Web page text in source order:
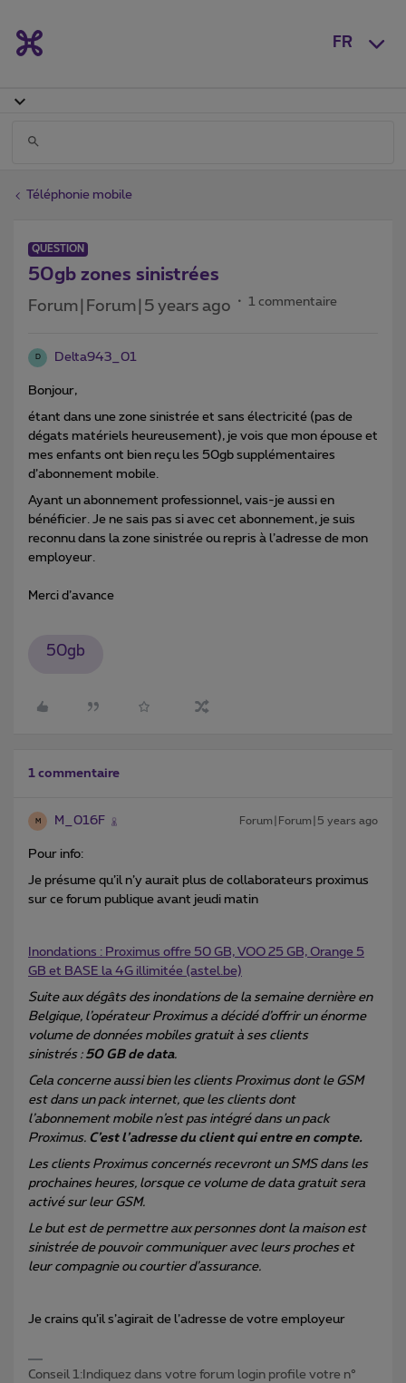
FR
Téléphonie mobile
QUESTION
50gb zones sinistrées
Forum|Forum|5 years ago 1 commentaire
D Delta943_01
Bonjour,
étant dans une zone sinistrée et sans électricité (pas de
dégats matériels heureusement), je vois que mon épouse et
mes enfants ont bien reçu les 50gb supplémentaires
d’abonnement mobile.
Ayant un abonnement professionnel, vais-je aussi en
bénéficier. Je ne sais pas si avec cet abonnement, je suis
reconnu dans la zone sinistrée ou repris à l’adresse de mon
employeur.
Merci d’avance
50gb
1 commentaire
M M_016F Forum|Forum|5 years ago
Pour info:
Je présume qu’il n’y aurait plus de collaborateurs proximus
sur ce forum publique avant jeudi matin
Inondations : Proximus offre 50 GB, VOO 25 GB, Orange 5
GB et BASE la 4G illimitée (astel.be)
Suite aux dégâts des inondations de la semaine dernière en
Belgique, l’opérateur Proximus a décidé d’offrir un énorme
volume de données mobiles gratuit à ses clients
sinistrés : 50 GB de data.
Cela concerne aussi bien les clients Proximus dont le GSM
est dans un pack internet, que les clients dont
l’abonnement mobile n’est pas intégré dans un pack
Proximus. C’est l’adresse du client qui entre en compte.
Les clients Proximus concernés recevront un SMS dans les
prochaines heures, lorsque ce volume de data gratuit sera
activé sur leur GSM.
Le but est de permettre aux personnes dont la maison est
sinistrée de pouvoir communiquer avec leurs proches et
leur compagnie ou courtier d’assurance.
Je crains qu’il s’agirait de l’adresse de votre employeur
Conseil 1:Indiquez dans votre forum login profile votre n°